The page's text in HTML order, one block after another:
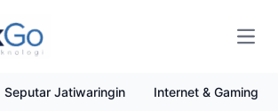
Seputar Jatiwaringin Internet & Gaming